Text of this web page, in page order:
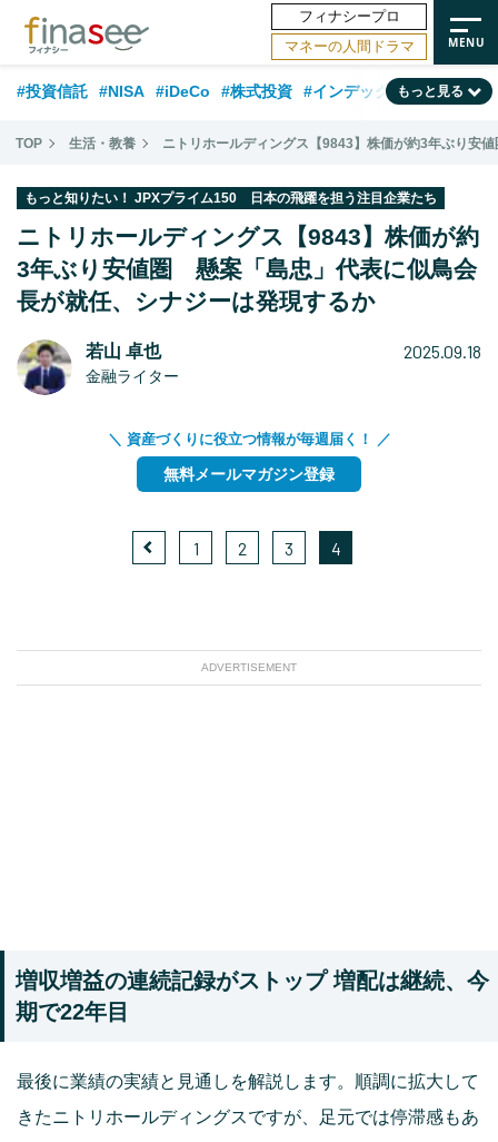
フィナシープロ
マネーの人間ドラマ
#投資信託 #NISA #iDeCo #株式投資 #インデックスファンド
#相談事例 #相続・贈与 #FP #新NISA #ランキング #トレンド
#積立投資
#フィナンシャル・ウェルビーイング #データ・調査 #国内株式型
#60代
もっと見る
TOP 生活・教養 ニトリホールディングス【9843】株価が約3年ぶり安
もっと知りたい！ JPXプライム150 日本の飛躍を担う注目企業たち
ニトリホールディングス【9843】株価が約
3年ぶり安値圏 懸案「島忠」代表に似鳥会
長が就任、シナジーは発現するか
若山 卓也
金融ライター
2025.09.18
＼ 資産づくりに役立つ情報が毎週届く！ ／
無料メールマガジン登録
1 2 3 4
ADVERTISEMENT
増収増益の連続記録がストップ 増配は継続、今
期で22年目
最後に業績の実績と見通しを解説します。順調に拡大して
きたニトリホールディングスですが、足元では停滞感もあ